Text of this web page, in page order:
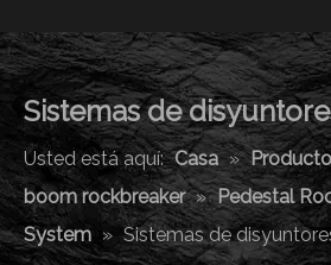
Sistemas de
Usted está aquí: Casa »
boom rockbreaker » Pedestal
System » Sistemas de